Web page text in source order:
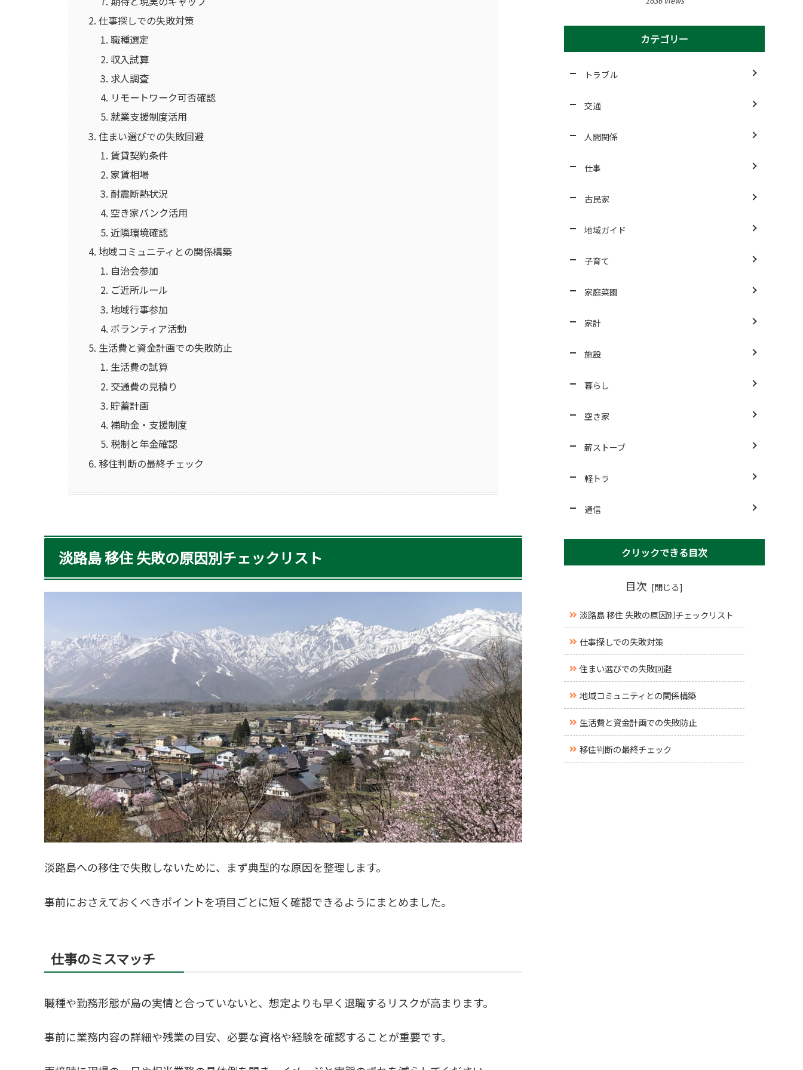
仕事探しでの失敗対策
職種選定
収入試算
求人調査
リモートワーク可否確認
就業支援制度活用
住まい選びでの失敗回避
賃貸契約条件
家賃相場
耐震断熱状況
空き家バンク活用
近隣環境確認
地域コミュニティとの関係構築
自治会参加
ご近所ルール
地域行事参加
ボランティア活動
生活費と資金計画での失敗防止
生活費の試算
交通費の見積り
貯蓄計画
補助金・支援制度
税制と年金確認
移住判断の最終チェック
淡路島 移住 失敗の原因別チェックリスト
淡路島への移住で失敗しないために、まず典型的な原因を整理します。
事前におさえておくべきポイントを項目ごとに短く確認できるようにまとめました。
仕事のミスマッチ
職種や勤務形態が島の実情と合っていないと、想定よりも早く退職するリスクが高まります。
事前に業務内容の詳細や残業の目安、必要な資格や経験を確認することが重要です。
カテゴリー
トラブル
交通
人間関係
仕事
古民家
地域ガイド
子育て
家庭菜園
家計
施設
暮らし
空き家
薪ストーブ
軽トラ
通信
クリックできる目次
目次
淡路島 移住 失敗の原因別チェックリスト
仕事探しでの失敗対策
住まい選びでの失敗回避
地域コミュニティとの関係構築
生活費と資金計画での失敗防止
移住判断の最終チェック